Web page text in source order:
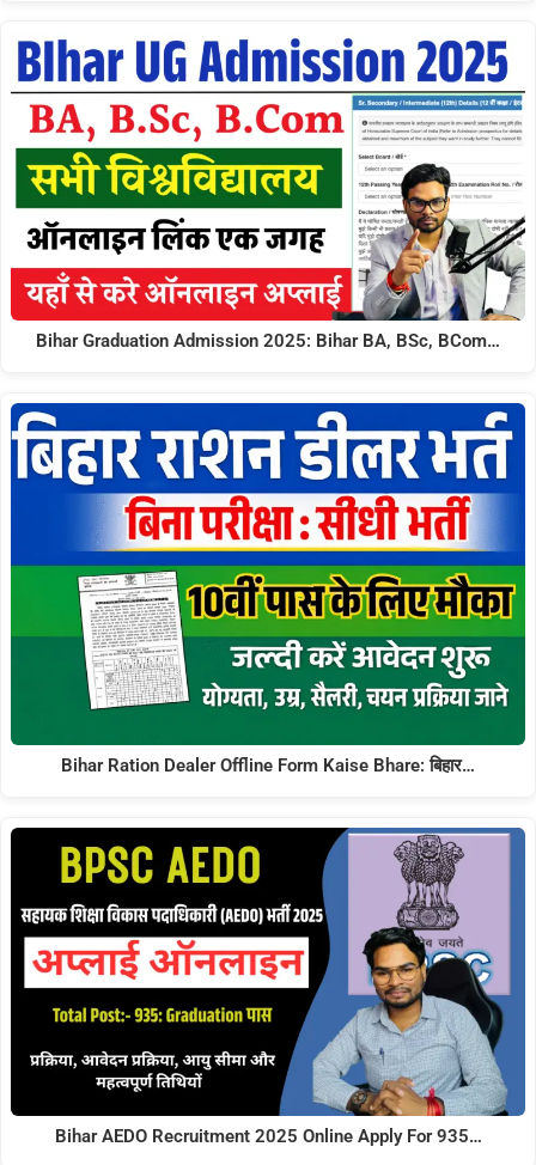
Bihar Graduation Admission 2025: Bihar BA, BSc, BCom…
Bihar Ration Dealer Offline Form Kaise Bhare: बिहार…
Bihar AEDO Recruitment 2025 Online Apply For 935…